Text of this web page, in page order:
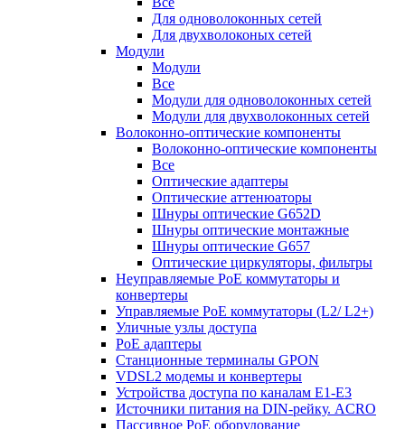
Для одноволоконных сетей
Для двухволоконых сетей
Модули
Модули
Все
Модули для одноволоконных сетей
Модули для двухволоконных сетей
Волоконно-оптические компоненты
Волоконно-оптические компоненты
Все
Оптические адаптеры
Оптические аттенюаторы
Шнуры оптические G652D
Шнуры оптические монтажные
Шнуры оптические G657
Оптические циркуляторы, фильтры
Неуправляемые PoE коммутаторы и
конвертеры
Управляемые PoE коммутаторы (L2/ L2+)
Уличные узлы доступа
PoE адаптеры
Станционные терминалы GPON
VDSL2 модемы и конвертеры
Устройства доступа по каналам E1-E3
Источники питания на DIN-рейку. ACRO
Пассивное PoE оборудование